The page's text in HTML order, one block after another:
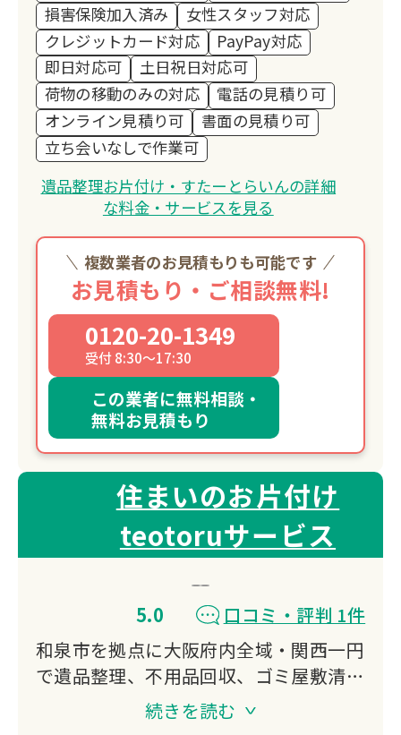
損害保険加入済み
女性スタッフ対応
クレジットカード対応
PayPay対応
即日対応可
土日祝日対応可
荷物の移動のみの対応
電話の見積り可
オンライン見積り可
書面の見積り可
立ち会いなしで作業可
遺品整理お片付け・すたーとらいんの詳細
な料金・サービスを見る
複数業者のお見積もりも可能です
お見積もり・ご相談無料!
0120-20-1349
受付 8:30～17:30
この業者に無料相談・
無料お見積もり
住まいのお片付け
teotoruサービス
5.0
口コミ・評判 1件
和泉市を拠点に大阪府内全域・関西一円
で遺品整理、不用品回収、ゴミ屋敷清
掃、残置物撤去に対応。
事前の準備や立会い不要で丸投げOK、
続きを読む